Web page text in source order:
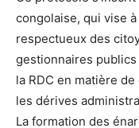
congolaise, qui vise
respectueux des
gestionnaires
la RDC en matière
les dérives
La formation des